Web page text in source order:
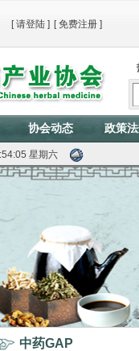
[ 请登陆 ] [ 免费注册 ]
协会动态 政策
星期六
中药GAP